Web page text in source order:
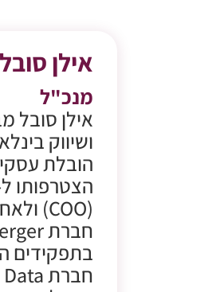
אילן סובל
מנכ"ל
אילן סובל
הובלת
בתפקידים